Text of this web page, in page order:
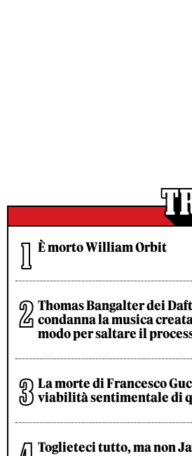
È morto William Orbit
Thomas Bangalter dei
condanna la musica
modo per saltare il
La morte di Francesco
viabilità sentimentale di
Toglieteci tutto, ma non